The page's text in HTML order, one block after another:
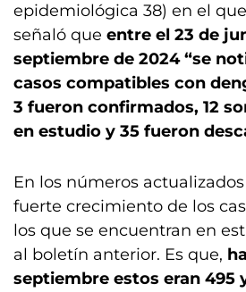
epidemiológica 38) en el
señaló que entre el 23 de
septiembre de 2024 “se
casos compatibles con
3 fueron confirmados, 12
en estudio y 35 fueron
En los números
fuerte crecimiento de los
los que se encuentran en
al boletín anterior. Es que,
septiembre estos eran 495